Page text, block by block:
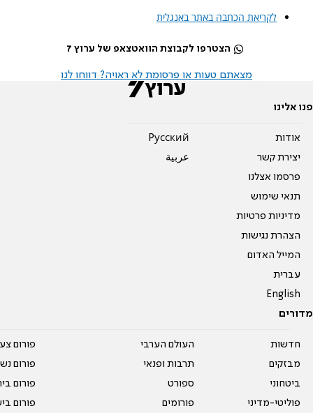
לקריאת הכתבה באתר באנגלית
הצטרפו לקבוצת הוואטצאפ של ערוץ 7
מצאתם טעות או פרסומת לא ראויה? דווחו לנו
פנו אלינו
אודות
יצירת קשר
פרסמו אצלנו
תנאי שימוש
מדיניות פרטיות
הצהרת נגישות
המייל האדום
עברית
English
Pусский
عربية
מדורים
חדשות
מבזקים
ביטחוני
פוליטי-מדיני
העולם הערבי
תרבות ופנאי
ספורט
פורומים
פורום
פורום
פורום
פורום